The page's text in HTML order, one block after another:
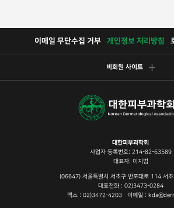
이메일 무단수집 거부 개인정보 처리방침
비회원 사이트
대한피부과학회
사업자 등록번호: 214-82-63589
대표자: 이지범
(06647) 서울특별시 서초구 반포대로 114 서
대표전화 : 02)3473-0284
팩스 : 02)3472-4203 이메일 :